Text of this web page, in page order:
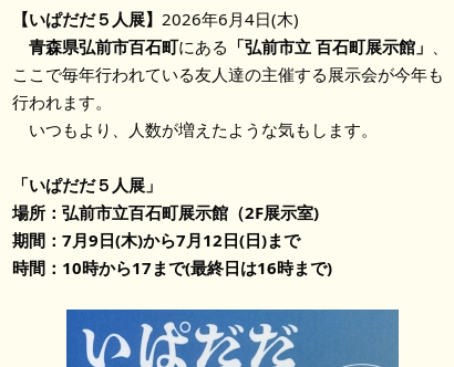
【いぱだだ５人展】 2026年6月4日(木)
青森県弘前市百石町にある 「弘前市立 百石町展示館」 、
ここで毎年行われている友人達の主催する展示会が今年も
行われます。
いつもより、人数が増えたような気もします。
「いぱだだ５人展」
場所：弘前市立百石町展示館（2F展示室)
期間：7月9日(木)から7月12日(日)まで
時間：10時から17まで(最終日は16時まで)